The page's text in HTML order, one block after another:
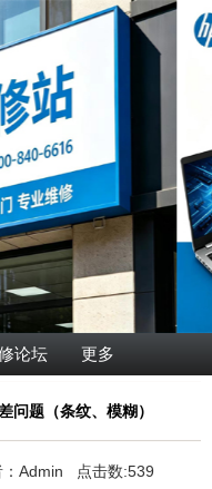
论坛 更多
问题（条纹、模糊）
Admin 点击数:539